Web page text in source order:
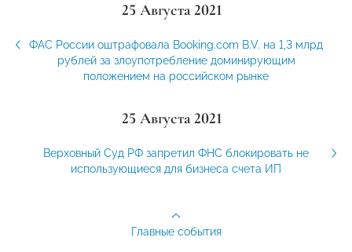
25 Августа 2021
ФАС России оштрафовала Booking.com B.V. на 1,3 млрд
рублей за злоупотребление доминирующим
положением на российском рынке
25 Августа 2021
Верховный Суд РФ запретил ФНС блокировать не
использующиеся для бизнеса счета ИП
Главные события